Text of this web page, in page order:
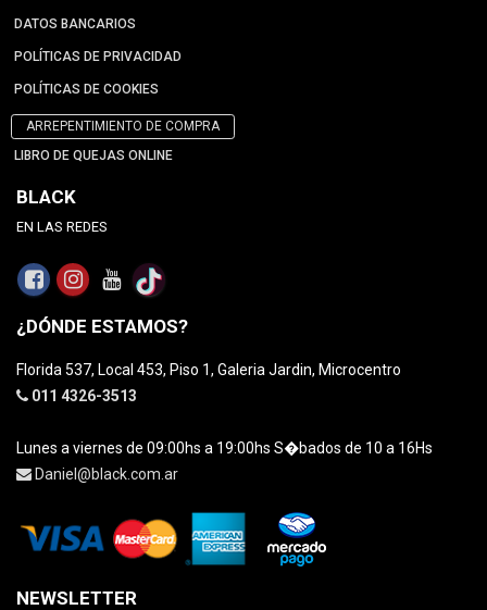
DATOS BANCARIOS
POLÍTICAS DE PRIVACIDAD
POLÍTICAS DE COOKIES
ARREPENTIMIENTO DE COMPRA
LIBRO DE QUEJAS ONLINE
BLACK
EN LAS REDES
¿DÓNDE ESTAMOS?
Florida 537, Local 453, Piso 1, Galeria Jardin, Microcentro
011 4326-3513
Lunes a viernes de 09:00hs a 19:00hs S�bados de 10 a 16Hs
Daniel@black.com.ar
NEWSLETTER